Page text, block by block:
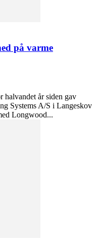
på varme
halvandet år siden gav
Systems A/S i Langeskov
Longwood...